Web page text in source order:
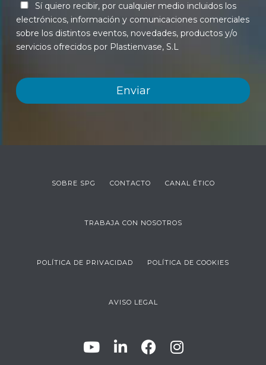
Sí quiero recibir, por cualquier medio incluidos los
electrónicos, información y comunicaciones comerciales
sobre los distintos eventos, novedades, productos y/o
servicios ofrecidos por Plastienvase, S.L
SOBRE SPG CONTACTO CANAL ÉTICO
TRABAJA CON NOSOTROS
POLÍTICA DE PRIVACIDAD POLÍTICA DE COOKIES
AVISO LEGAL